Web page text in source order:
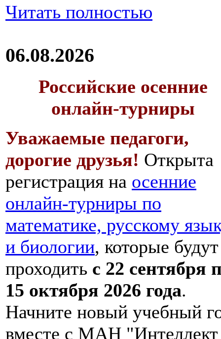
Читать полностью
06.08.2026
Российские осенние
онлайн-турниры
Уважаемые педагоги,
дорогие друзья! Открыта
регистрация на осенние
онлайн-турниры по
математике, русскому
и биологии, которые будут
проходить с 22 сентября
15 октября 2026 года.
Начните новый учебный
вместе с МАН "Интеллект